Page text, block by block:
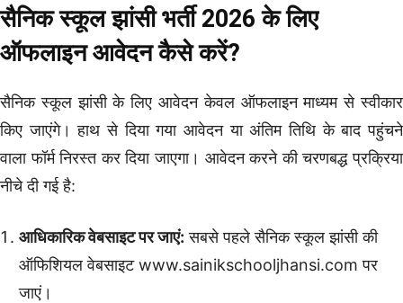
सैनिक स्कूल झांसी भर्ती 2026 के लिए
ऑफलाइन आवेदन कैसे करें?
सैनिक स्कूल झांसी के लिए आवेदन केवल ऑफलाइन माध्यम से स्वीकार
किए जाएंगे। हाथ से दिया गया आवेदन या अंतिम तिथि के बाद पहुंचने
वाला फॉर्म निरस्त कर दिया जाएगा। आवेदन करने की चरणबद्ध प्रक्रिया
नीचे दी गई है:
आधिकारिक वेबसाइट पर जाएं: सबसे पहले सैनिक स्कूल झांसी की
ऑफिशियल वेबसाइट www.sainikschooljhansi.com पर
जाएं।